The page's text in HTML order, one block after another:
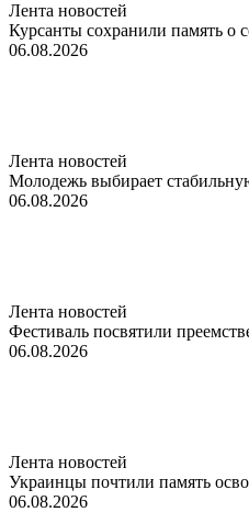
Лента новостей
Курсанты сохранили память о
06.08.2026
Лента новостей
Молодежь выбирает
06.08.2026
Лента новостей
Фестиваль посвятили
06.08.2026
Лента новостей
Украинцы почтили память
06.08.2026